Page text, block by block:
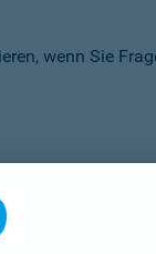
wenn Sie